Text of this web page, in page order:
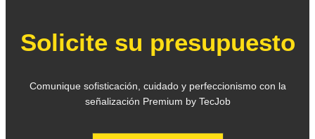
Solicite su presupuesto
Comunique sofisticación, cuidado y perfeccionismo con la
señalización Premium by TecJob